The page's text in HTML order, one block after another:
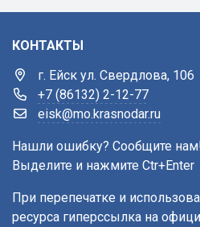
КОНТАКТЫ
г. Ейск ул. Свердлова, 106
+7 (86132) 2-12-77
eisk@mo.krasnodar.ru
Нашли ошибку? Сообщите
Выделите и нажмите Ctr+Enter
При перепечатке и
ресурса гиперссылка на